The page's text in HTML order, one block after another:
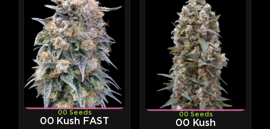
00 Seeds
00 Kush FAST
00 Seeds
00 Kush